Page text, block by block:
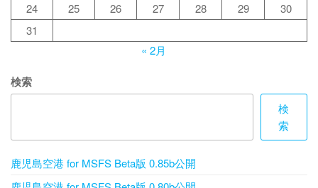
24
25 26 27 28 29
30
31
« 2月
検索
検
索
鹿児島空港 for MSFS Beta版 0.85b公開